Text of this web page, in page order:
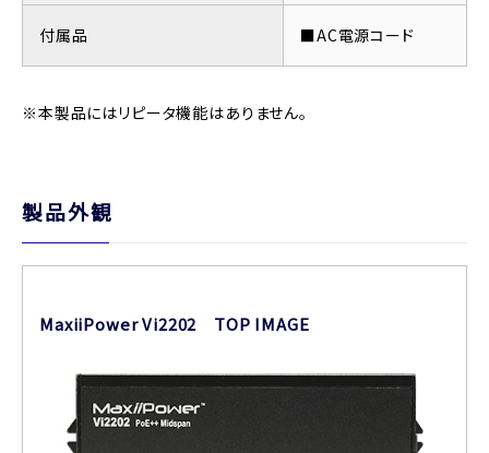
付属品 ■AC電源コード
※本製品にはリピータ機能はありません。
製品外観
MaxiiPower Vi2202 TOP IMAGE